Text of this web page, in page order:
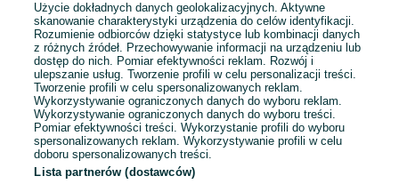
Użycie dokładnych danych geolokalizacyjnych. Aktywne
skanowanie charakterystyki urządzenia do celów identyfikacji.
Rozumienie odbiorców dzięki statystyce lub kombinacji danych
z różnych źródeł. Przechowywanie informacji na urządzeniu lub
dostęp do nich. Pomiar efektywności reklam. Rozwój i
ulepszanie usług. Tworzenie profili w celu personalizacji treści.
Tworzenie profili w celu spersonalizowanych reklam.
Wykorzystywanie ograniczonych danych do wyboru reklam.
Wykorzystywanie ograniczonych danych do wyboru treści.
Pomiar efektywności treści. Wykorzystanie profili do wyboru
spersonalizowanych reklam. Wykorzystywanie profili w celu
doboru spersonalizowanych treści.
Lista partnerów (dostawców)